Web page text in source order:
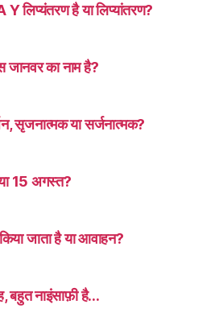
लिप्यंतरण है या लिप्यांतरण?
जानवर का नाम है?
सृजनात्मक या सर्जनात्मक?
15 अगस्त?
जाता है या आवाहन?
बहुत नाइंसाफ़ी है…